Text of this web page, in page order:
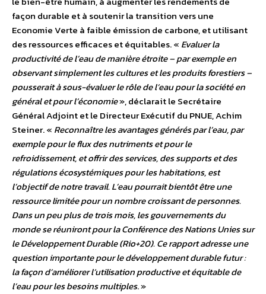
façon durable et à soutenir la transition vers une
Economie Verte à faible émission de carbone, et utilisant
des ressources efficaces et équitables. « Evaluer la
productivité de l’eau de manière étroite – par exemple en
observant simplement les cultures et les produits forestiers –
pousserait à sous-évaluer le rôle de l’eau pour la société en
général et pour l’économie», déclarait le Secrétaire
Général Adjoint et le Directeur Exécutif du PNUE, Achim
Steiner. « Reconnaître les avantages générés par l’eau, par
exemple pour le flux des nutriments et pour le
refroidissement, et offrir des services, des supports et des
régulations écosystémiques pour les habitations, est
l’objectif de notre travail. L’eau pourrait bientôt être une
ressource limitée pour un nombre croissant de personnes.
Dans un peu plus de trois mois, les gouvernements du
monde se réuniront pour la Conférence des Nations Unies sur
le Développement Durable (Rio+20). Ce rapport adresse une
question importante pour le développement durable futur :
la façon d’améliorer l’utilisation productive et équitable de
l’eau pour les besoins multiples. »